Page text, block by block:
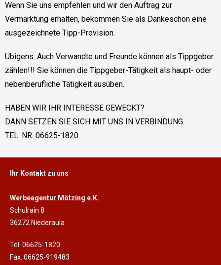
Wenn Sie uns empfehlen und wir den Auftrag zur
Vermarktung erhalten, bekommen Sie als Dankeschön eine
ausgezeichnete Tipp-Provision.
Übigens: Auch Verwandte und Freunde können als Tippgeber
zählen!!! Sie können die Tippgeber-Tätigkeit als haupt- oder
nebenberufliche Tätigkeit ausüben.
HABEN WIR IHR INTERESSE GEWECKT?
DANN SETZEN SIE SICH MIT UNS IN VERBINDUNG.
TEL. NR. 06625-1820
Ihr Kontakt zu uns
Werbeagentur Mötzing e.K.
Schulrain 8
36272 Niederaula
Tel: 06625-1820
Fax: 06625-919483